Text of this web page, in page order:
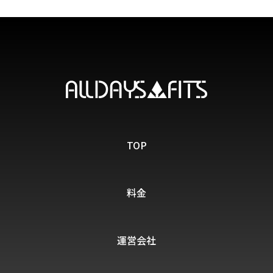
TOP
料金
運営会社